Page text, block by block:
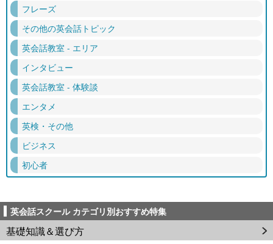
フレーズ
その他の英会話トピック
英会話教室 - エリア
インタビュー
英会話教室 - 体験談
エンタメ
英検・その他
ビジネス
初心者
英会話スクール カテゴリ別おすすめ特集
基礎知識＆選び方